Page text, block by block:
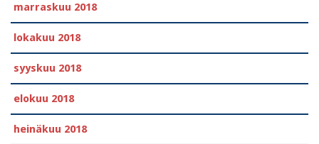
marraskuu 2018
lokakuu 2018
syyskuu 2018
elokuu 2018
heinäkuu 2018